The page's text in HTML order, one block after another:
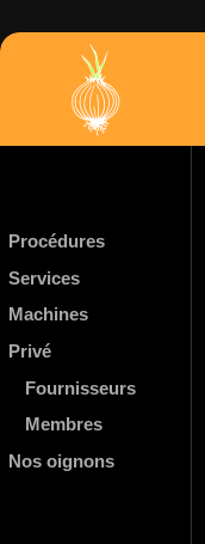
Procédures
Services
Machines
Privé
Fournisseurs
Membres
Nos oignons